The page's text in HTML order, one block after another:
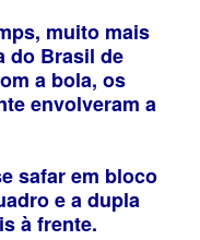
muito mais
do Brasil de
a bola, os
envolveram a
safar em bloco
e a dupla
à frente.